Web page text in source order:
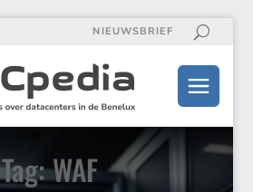
NIEUWSBRIEF
Tag: WAF